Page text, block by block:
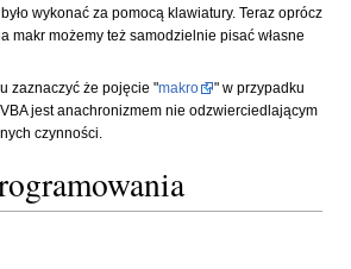
wykonać za pomocą klawiatury. Teraz oprócz
makr możemy też samodzielnie pisać własne
zaznaczyć że pojęcie "makro
" w przypadku
jest anachronizmem nie odzwierciedlającym
czynności.